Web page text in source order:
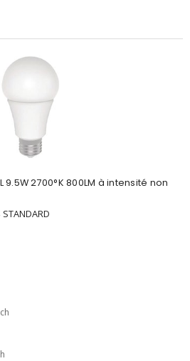
9.5W 2700°K 800LM à intensité non